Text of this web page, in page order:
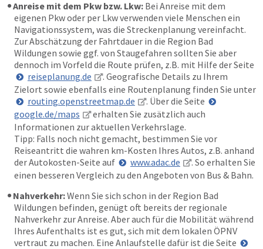
Anreise mit dem Pkw bzw. Lkw: Bei Anreise mit dem
eigenen Pkw oder per Lkw verwenden viele Menschen ein
Navigationssystem, was die Streckenplanung vereinfacht.
Zur Abschätzung der Fahrtdauer in die Region Bad
Wildungen sowie ggf. von Staugefahren sollten Sie aber
dennoch im Vorfeld die Route prüfen, z.B. mit Hilfe der Seite
reiseplanung.de
. Geografische Details zu Ihrem
Zielort sowie ebenfalls eine Routenplanung finden Sie unter
routing.openstreetmap.de
. Über die Seite
google.de/maps
erhalten Sie zusätzlich auch
Informationen zur aktuellen Verkehrslage.
Tipp: Falls noch nicht gemacht, bestimmen Sie vor
Reiseantritt die wahren km-Kosten Ihres Autos, z.B. anhand
der Autokosten-Seite auf
www.adac.de
. So erhalten Sie
einen besseren Vergleich zu den Angeboten von Bus & Bahn.
Nahverkehr:Wenn Sie sich schon in der Region Bad
Wildungen befinden, genügt oft bereits der regionale
Nahverkehr zur Anreise. Aber auch für die Mobilität während
Ihres Aufenthalts ist es gut, sich mit dem lokalen ÖPNV
vertraut zu machen. Eine Anlaufstelle dafür ist die Seite